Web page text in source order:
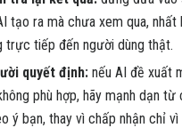
tạo ra mà chưa xem qua, nhất
trực tiếp đến người dùng thật.
quyết định: nếu AI đề xuất
phù hợp, hãy mạnh dạn từ
ý bạn, thay vì chấp nhận chỉ vì